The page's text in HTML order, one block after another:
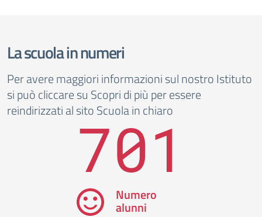
La scuola in numeri
Per avere maggiori informazioni sul nostro Istituto
si può cliccare su Scopri di più per essere
reindirizzati al sito Scuola in chiaro
701
Numero
alunni